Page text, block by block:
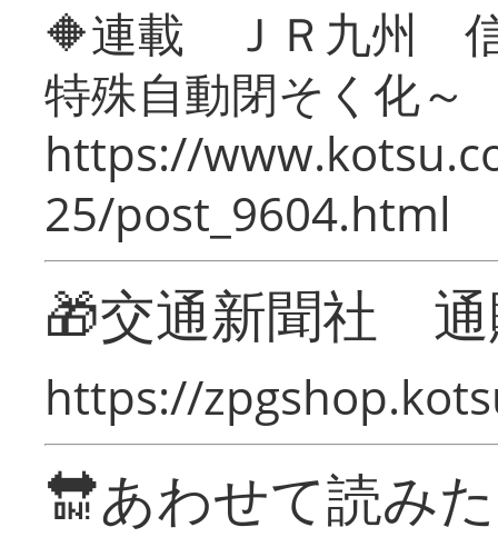
🔶連載 ＪＲ九州 信
特殊自動閉そく化～
https://
25/post_9604.html
🎁交通新聞社
https://
🔛あわせて読み